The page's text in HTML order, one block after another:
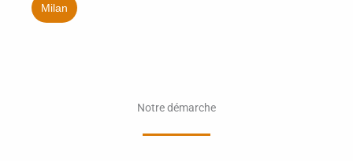
Milan
Notre démarche